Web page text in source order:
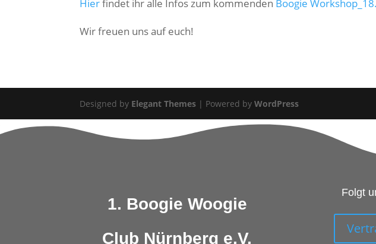
Hierfindet ihr alle Infos zum kommenden Boogie
Wir freuen uns auf euch!
Designed by Elegant Themes | Powered byWordPress
1. Boogie Woogie
Club Nürnberg e.V.
Folgt